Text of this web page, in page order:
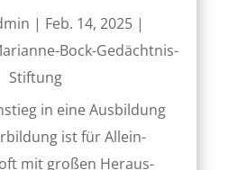
| Feb. 14, 2025|
Bock-Gedächtnis-
Stiftung
in eine Ausbildung
ist für Allein­
mit großen Heraus­